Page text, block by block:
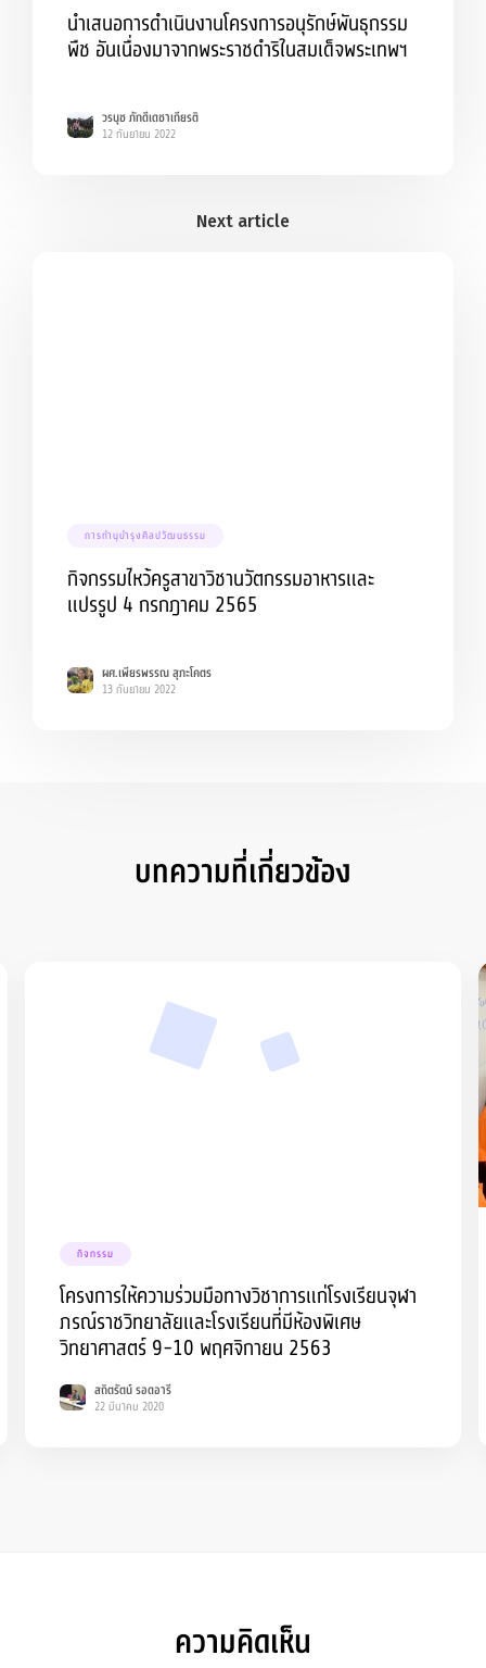
นำเสนอการดำเนินงานโครงการอนุรักษ์พันธุกรรม
พืช อันเนื่องมาจากพระราชดำริในสมเด็จพระเทพฯ
วรนุช ภักดีเดชาเกียรติ
12 กันยายน 2022
การทำนุบำรุงศิลปวัฒนธรรม
กิจกรรมไหว้ครูสาขาวิชานวัตกรรมอาหารและ
แปรรูป 4 กรกฎาคม 2565
ผศ.เพียรพรรณ สุภะโคตร
13 กันยายน 2022
บทความที่เกี่ยวข้อง
กิจกรรม
โครงการให้ความร่วมมือทางวิชาการแก่โรงเรียนจุฬา
ภรณ์ราชวิทยาลัยและโรงเรียนที่มีห้องพิเศษ
วิทยาศาสตร์ 9-10 พฤศจิกายน 2563
สถิตรัตน์ รอดอารี
22 มีนาคม 2020
ความคิดเห็น